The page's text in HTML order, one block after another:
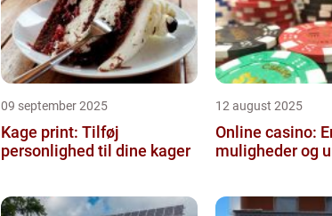
09 september 2025
Kage print: Tilføj
personlighed til dine kager
12 august 2025
Online casino:
muligheder og